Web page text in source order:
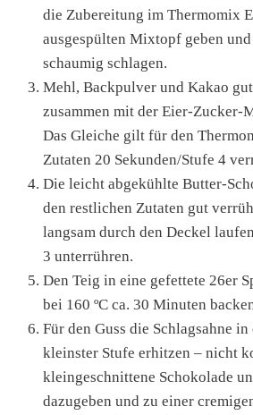
die Zubereitung im Thermomix
ausgespülten Mixtopf geben
schaumig schlagen.
Mehl, Backpulver und Kakao
zusammen mit der Eier-Zucker-
Das Gleiche gilt für den
Zutaten 20 Sekunden/Stufe 4
Die leicht abgekühlte Butter-
den restlichen Zutaten gut
langsam durch den Deckel
3 unterrühren.
Den Teig in eine gefettete 26er
bei 160 ºC ca. 30 Minuten
Für den Guss die Schlagsahne
kleinster Stufe erhitzen – nicht
kleingeschnittene Schokolade
dazugeben und zu einer